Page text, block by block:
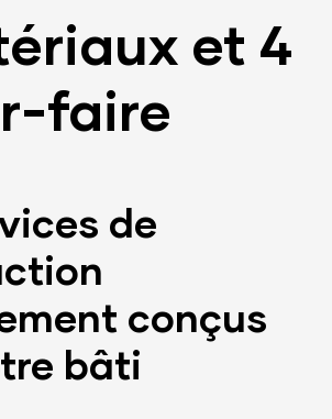
et 4
faire
de
conçus
bâti